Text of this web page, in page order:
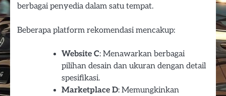
berbagai penyedia dalam satu tempat.
Beberapa platform rekomendasi mencakup:
Website C: Menawarkan berbagai
pilihan desain dan ukuran dengan detail
spesifikasi.
Marketplace D: Memungkinkan